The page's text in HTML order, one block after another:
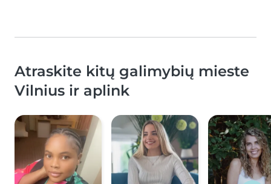
Atraskite kitų galimybių mieste
Vilnius ir aplink